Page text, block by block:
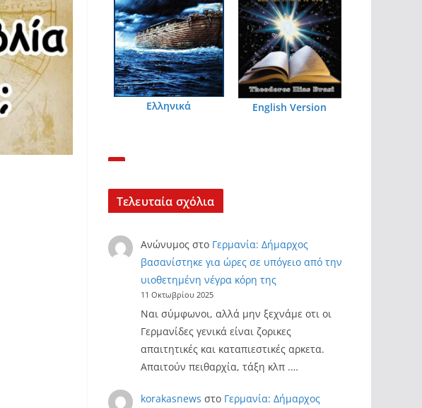
Ελληνικά English Version
Τελευταία σχόλια
Ανώνυμοςστο Γερμανία: Δήμαρχος
βασανίστηκε για ώρες σε υπόγειο από την
υιοθετημένη νέγρα κόρη της
11 Οκτωβρίου 2025
Ναι σύμφωνοι, αλλά μην ξεχνάμε οτι οι
Γερμανίδες γενικά είναι ζορικες
απαιτητικές και καταπιεστικές αρκετα.
Απαιτούν πειθαρχία, τάξη κλπ .…
korakasnews στο Γερμανία: Δήμαρχος